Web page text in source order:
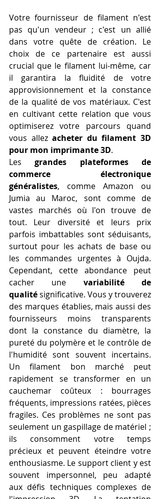
Votre fournisseur de filament n'est
pas qu'un vendeur ; c'est un allié
dans votre quête de création. Le
choix de ce partenaire est aussi
crucial que le filament lui-même, car
il garantira la fluidité de votre
approvisionnement et la constance
de la qualité de vos matériaux. C'est
en cultivant cette relation que vous
optimiserez votre parcours quand
vous allez acheter du filament 3D
pour mon imprimante 3D.
Les grandes plateformes de
commerce électronique
généralistes, comme Amazon ou
Jumia au Maroc, sont comme de
vastes marchés où l'on trouve de
tout. Leur diversité et leurs prix
parfois imbattables sont séduisants,
surtout pour les achats de base ou
les commandes urgentes à Oujda.
Cependant, cette abondance peut
cacher une variabilité de
qualité significative. Vous y trouverez
des marques établies, mais aussi des
fournisseurs moins transparents
dont la constance du diamètre, la
pureté du polymère et le contrôle de
l'humidité sont souvent incertains.
Un filament bon marché peut
rapidement se transformer en un
cauchemar coûteux : bourrages
fréquents, impressions ratées, pièces
fragiles. Ces problèmes ne sont pas
seulement un gaspillage de matériel ;
ils consomment votre temps
précieux et peuvent éteindre votre
enthousiasme. Le support client y est
souvent impersonnel, peu adapté
aux défis techniques complexes de